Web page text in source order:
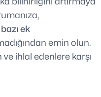
ek
emin olun.
ihlal edenlere karşı